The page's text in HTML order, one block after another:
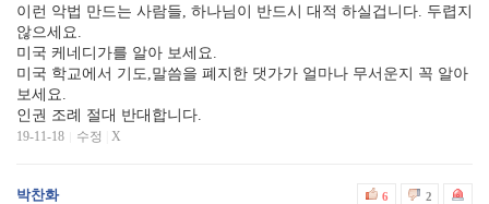
이런 악법 만드는 사람들, 하나님이 반드시 대적 하실겁니다. 두렵지
않으세요.
미국 케네디가를 알아 보세요.
미국 학교에서 기도,말씀을 폐지한 댓가가 얼마나 무서운지 꼭 알아
보세요.
인권 조례 절대 반대합니다.
19-11-18 수정 X
박찬화 6 2